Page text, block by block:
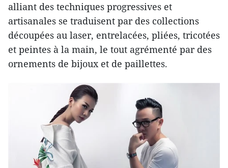
alliant des techniques progressives et
artisanales se traduisent par des collections
découpées au laser, entrelacées, pliées, tricotées
et peintes à la main, le tout agrémenté par des
ornements de bijoux et de paillettes.